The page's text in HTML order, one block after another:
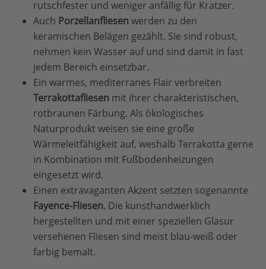
rutschfester und weniger anfällig für Kratzer.
Auch Porzellanfliesen werden zu den
keramischen Belägen gezählt. Sie sind robust,
nehmen kein Wasser auf und sind damit in fast
jedem Bereich einsetzbar.
Ein warmes, mediterranes Flair verbreiten
Terrakottafliesen mit ihrer charakteristischen,
rotbraunen Färbung. Als ökologisches
Naturprodukt weisen sie eine große
Wärmeleitfähigkeit auf, weshalb Terrakotta gerne
in Kombination mit Fußbodenheizungen
eingesetzt wird.
Einen extravaganten Akzent setzten sogenannte
Fayence-Fliesen. Die kunsthandwerklich
hergestellten und mit einer speziellen Glasur
versehenen Fliesen sind meist blau-weiß oder
farbig bemalt.